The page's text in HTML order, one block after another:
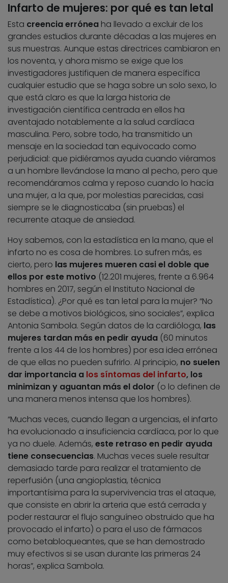
Infarto de mujeres: por qué es tan letal
Esta creencia errónea ha llevado a excluir de los
grandes estudios durante décadas a las mujeres en
sus muestras. Aunque estas directrices cambiaron en
los noventa, y ahora mismo se exige que los
investigadores justifiquen de manera específica
cualquier estudio que se haga sobre un solo sexo, lo
que está claro es que la larga historia de
investigación científica centrada en ellos ha
aventajado notablemente a la salud cardíaca
masculina. Pero, sobre todo, ha transmitido un
mensaje en la sociedad tan equivocado como
perjudicial: que pidiéramos ayuda cuando viéramos
a un hombre llevándose la mano al pecho, pero que
recomendáramos calma y reposo cuando lo hacía
una mujer, a la que, por molestias parecidas, casi
siempre se le diagnosticaba (sin pruebas) el
recurrente ataque de ansiedad.
Hoy sabemos, con la estadística en la mano, que el
infarto no es cosa de hombres. Lo sufren más, es
cierto, pero las mujeres mueren casi el doble que
ellos por este motivo (12.201 mujeres, frente a 6.964
hombres en 2017, según el Instituto Nacional de
Estadística). ¿Por qué es tan letal para la mujer? “No
se debe a motivos biológicos, sino sociales”, explica
Antonia Sambola. Según datos de la cardióloga, las
mujeres tardan más en pedir ayuda (60 minutos
frente a los 44 de los hombres) por esa idea errónea
de que ellas no pueden sufrirlo. Al principio, no suelen
dar importancia a los síntomas del infarto, los
minimizan y aguantan más el dolor (o lo definen de
una manera menos intensa que los hombres).
“Muchas veces, cuando llegan a urgencias, el infarto
ha evolucionado a insuficiencia cardíaca, por lo que
ya no duele. Además, este retraso en pedir ayuda
tiene consecuencias. Muchas veces suele resultar
demasiado tarde para realizar el tratamiento de
reperfusión (una angioplastia, técnica
importantísima para la supervivencia tras el ataque,
que consiste en abrir la arteria que está cerrada y
poder restaurar el flujo sanguíneo obstruido que ha
provocado el infarto) o para el uso de fármacos
como betabloqueantes, que se han demostrado
muy efectivos si se usan durante las primeras 24
horas”, explica Sambola.